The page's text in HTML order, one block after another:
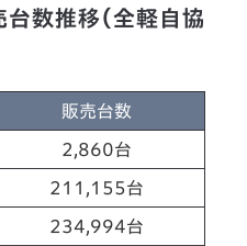
数推移（全軽自協
販売台数
2,860台
211,155台
234,994台